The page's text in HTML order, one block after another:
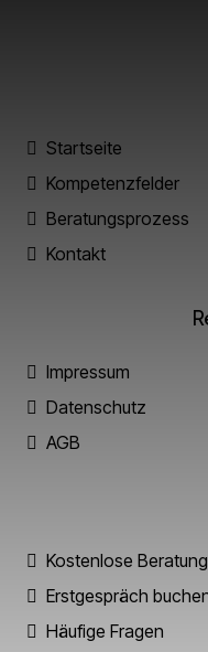
Startseite
Kompetenzfelder
Beratungsprozess
Kontakt
Impressum
Datenschutz
AGB
Kostenlose Beratung
Erstgespräch
Häufige Fragen